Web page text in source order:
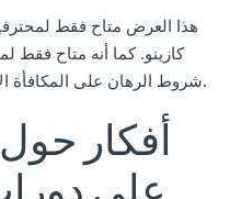
هذا العرض متاح فقط
كازينو. كما أنه متاح فقط
Slingo.com. شروط الرهان على المكافأة الإضافية هي 10 أضعاف.
أفكار
على